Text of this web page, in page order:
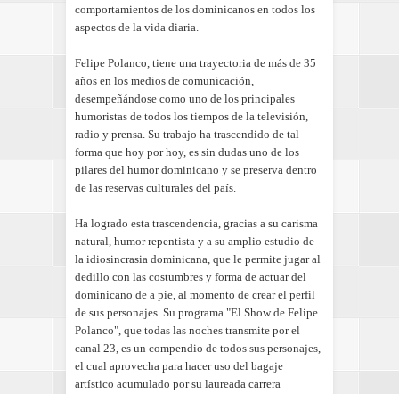
comportamientos de los dominicanos en todos los
aspectos de la vida diaria.
Felipe Polanco, tiene una trayectoria de más de 35
años en los medios de comunicación,
desempeñándose como uno de los principales
humoristas de todos los tiempos de la televisión,
radio y prensa. Su trabajo ha trascendido de tal
forma que hoy por hoy, es sin dudas uno de los
pilares del humor dominicano y se preserva dentro
de las reservas culturales del país.
Ha logrado esta trascendencia, gracias a su carisma
natural, humor repentista y a su amplio estudio de
la idiosincrasia dominicana, que le permite jugar al
dedillo con las costumbres y forma de actuar del
dominicano de a pie, al momento de crear el perfil
de sus personajes. Su programa "El Show de Felipe
Polanco", que todas las noches transmite por el
canal 23, es un compendio de todos sus personajes,
el cual aprovecha para hacer uso del bagaje
artístico acumulado por su laureada carrera